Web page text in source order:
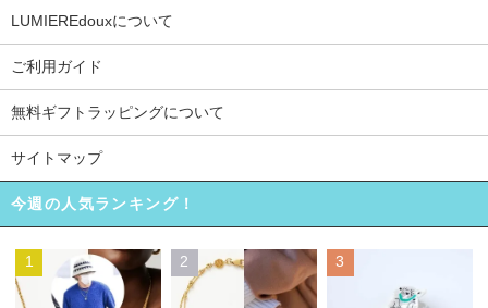
LUMIEREdouxについて
ご利用ガイド
無料ギフトラッピングについて
サイトマップ
今週の人気ランキング！
1 2 3